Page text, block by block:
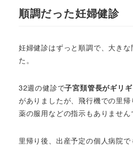
順調だった妊婦健診
妊婦健診はずっと順調で、大き
た。
32週の健診で子宮頚管長がギリ
がありましたが、飛行機での里
薬の服用などの指示もありません
里帰り後、出産予定の個人病院